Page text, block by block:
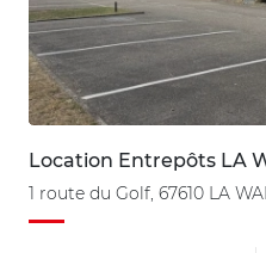
Location Entrepôts LA
1 route du Golf, 67610 LA